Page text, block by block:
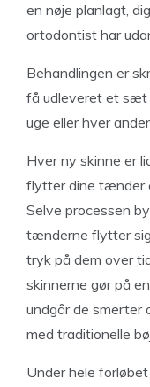
en nøje planlagt,
ortodontist har
Behandlingen er
få udleveret et sæt
uge eller hver
Hver ny skinne er
flytter dine tænder
Selve processen
tænderne flytter
tryk på dem over
skinnerne gør på
undgår de smerter
med traditionelle
Under hele